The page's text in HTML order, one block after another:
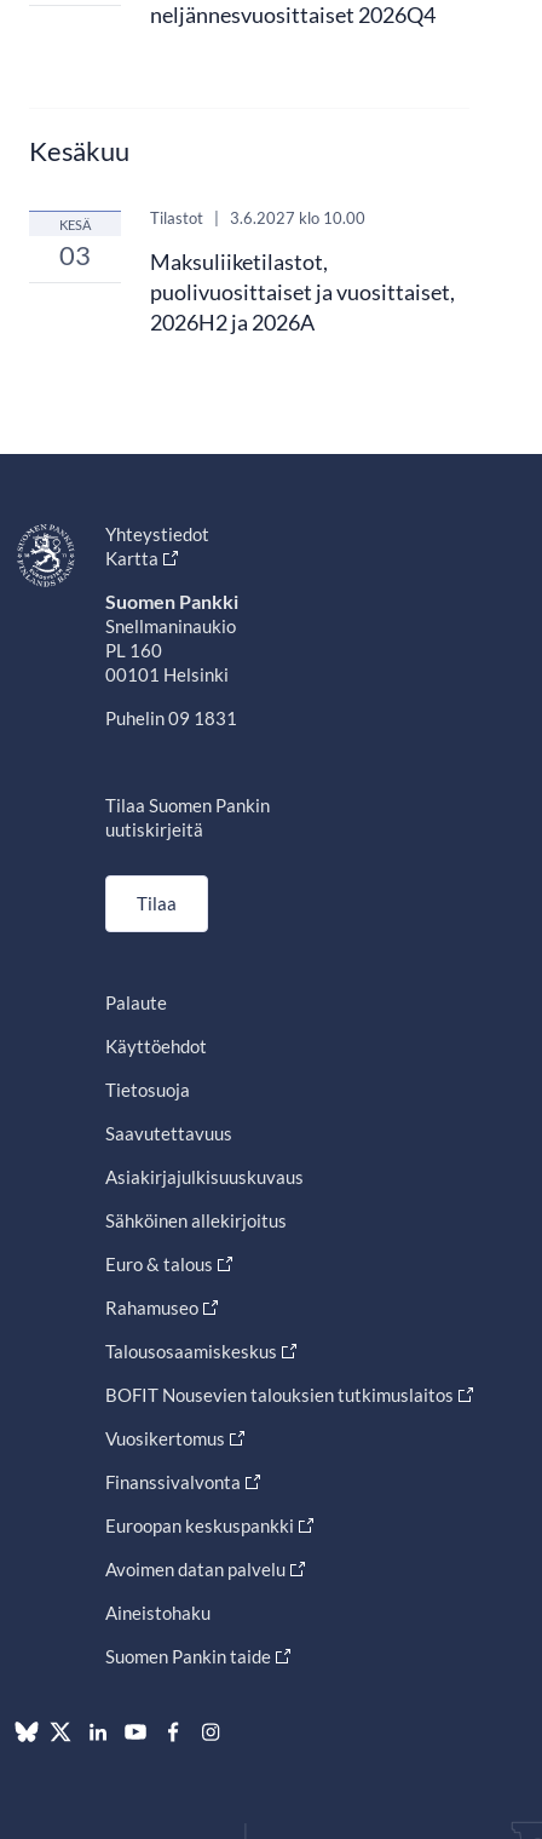
neljännesvuosittaiset 2026Q4
Kesäkuu
KESÄ
03
Tilastot 3.6.2027 klo 10.00
Maksuliiketilastot,
puolivuosittaiset ja vuosittaiset,
2026H2 ja 2026A
Yhteystiedot
Kartta
Suomen Pankki
Snellmaninaukio
PL 160
00101 Helsinki
Puhelin 09 1831
Tilaa Suomen Pankin
uutiskirjeitä
Tilaa
Palaute
Käyttöehdot
Tietosuoja
Saavutettavuus
Asiakirjajulkisuuskuvaus
Sähköinen allekirjoitus
Euro & talous
Rahamuseo
Talousosaamiskeskus
BOFIT Nousevien talouksien tutkimuslaitos
Vuosikertomus
Finanssivalvonta
Euroopan keskuspankki
Avoimen datan palvelu
Aineistohaku
Suomen Pankin taide